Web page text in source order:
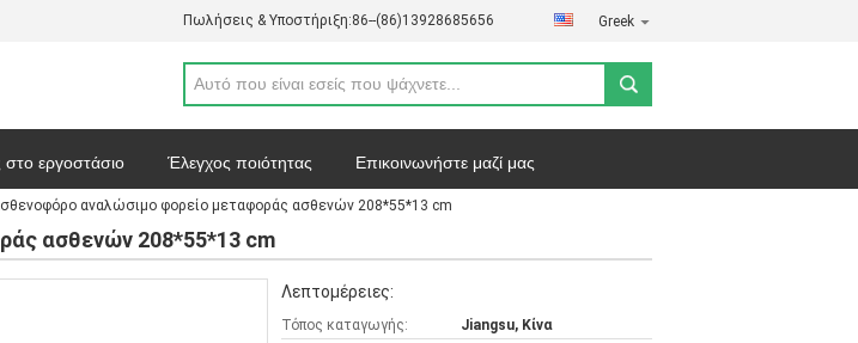
Πωλήσεις & Υποστήριξη:86--(86)13928685656 Greek
στο εργοστάσιο Έλεγχος ποιότητας Επικοινωνήστε μαζί μας
Χάρτης ιστοσελίδας Πολιτική απορρήτου
αναλώσιμο φορείο μεταφοράς ασθενών 208*55*13 cm
ασθενών 208*55*13 cm
Λεπτομέρειες:
Τόπος καταγωγής:
Jiangsu, Κίνα